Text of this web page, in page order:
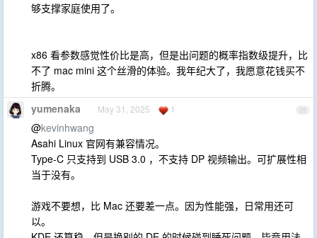
够支撑家庭使用了。
x86 看参数感觉性价比是高，但是出问题的概率指数级提升，比
不了 mac mini 这个丝滑的体验。我年纪大了，我愿意花钱买不
折腾。
25
yumenaka May 31, 2025 1
@kevinhwang
Asahi Linux 官网有兼容情况。
Type-C 只支持到 USB 3.0 ，不支持 DP 视频输出。可扩展性相
当于没有。
游戏不要想，比 Mac 还要差一点。因为性能强，日常用还可
以。